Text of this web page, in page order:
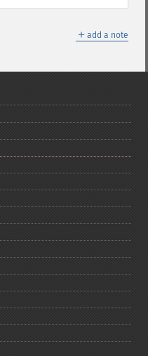
＋ add a note